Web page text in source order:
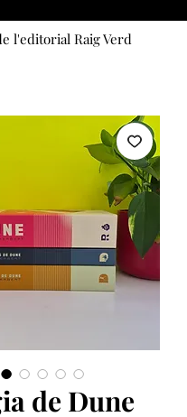
l'editorial Raig Verd
de Dune